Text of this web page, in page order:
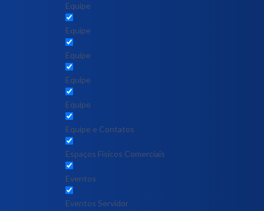
Equipe
Equipe
Equipe
Equipe
Equipe
Equipe e Contatos
Espaços Físicos Comerciais
Eventos
Eventos Servidor